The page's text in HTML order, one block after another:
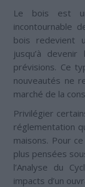
Le bois est
incontournable
bois redevient
jusqu’à
prévisions. Ce
nouveautés ne
marché de la
Privilégier
réglementation
maisons. Pour
plus pensées
l’Analyse du
impacts d’un